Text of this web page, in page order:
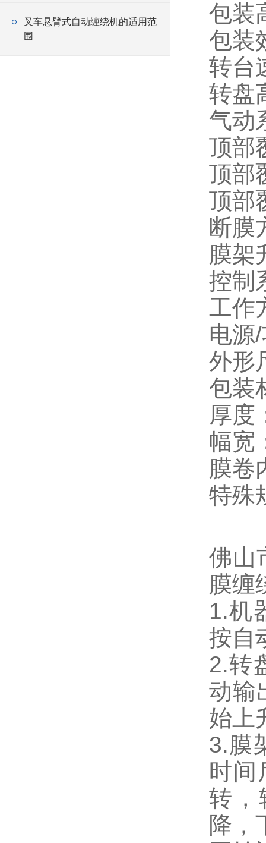
叉车悬臂式自动缠绕机的适用范
围
包装
包装
转台
转盘
气动
顶部
顶部
顶部
断膜
膜架
控制
工作
电源
外形
包装
厚度
幅宽
膜卷
特殊
佛山
膜缠
1.机
按自
2.转
动输
始上
3.膜
时间
转，
降，